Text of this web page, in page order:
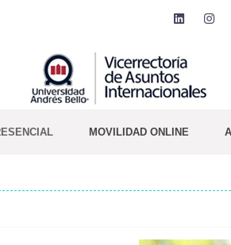
MOVILIDAD ONLINE